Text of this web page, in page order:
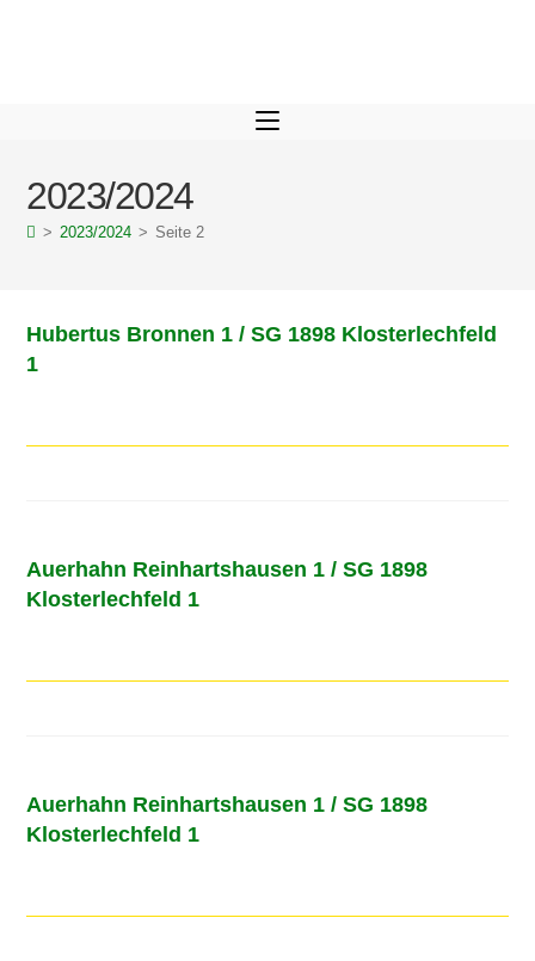
2023/2024
> 2023/2024 > Seite 2
Hubertus Bronnen 1 / SG 1898 Klosterlechfeld
1
Auerhahn Reinhartshausen 1 / SG 1898
Klosterlechfeld 1
Auerhahn Reinhartshausen 1 / SG 1898
Klosterlechfeld 1